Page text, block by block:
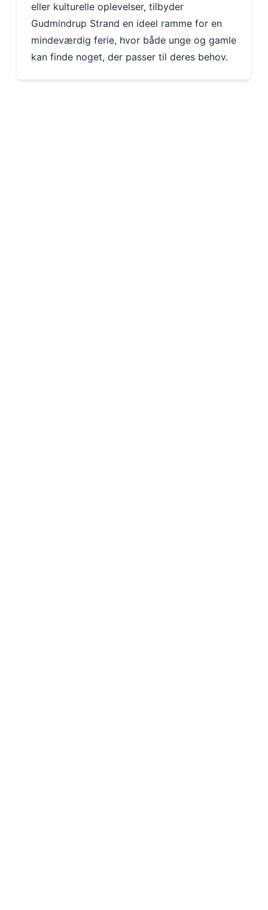
eller kulturelle oplevelser, tilbyder
Gudmindrup Strand en ideel ramme for en
mindeværdig ferie, hvor både unge og gamle
kan finde noget, der passer til deres behov.